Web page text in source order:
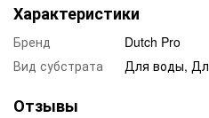
Характеристики
Бренд
Dutch Pro
Вид субстрата
Для воды,
Отзывы